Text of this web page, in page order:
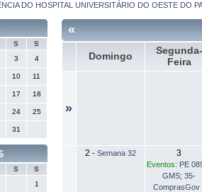
DO HOSPITAL UNIVERSITÁRIO DO OESTE DO
S
S
3 4
10 11
17 18
24 25
31
S
S
1
«
Domingo
Segunda-
Feira
»
2 - Semana 32 3
Eventos: PE
GMS; 35-
ComprasGov